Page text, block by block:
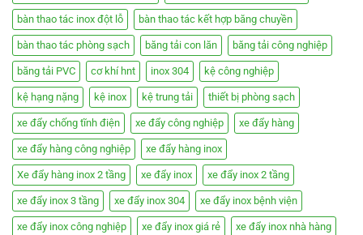
bàn thao tác inox đột lỗ bàn thao tác kết hợp băng chuyền
bàn thao tác phòng sạch băng tải con lăn băng tải công nghiệp
băng tải PVC cơ khí hnt inox 304 kệ công nghiệp
kệ hạng nặng kệ inox kệ trung tải thiết bị phòng sạch
xe đẩy chống tĩnh điện xe đẩy công nghiệp xe đẩy hàng
xe đẩy hàng công nghiệp xe đẩy hàng inox
Xe đẩy hàng inox 2 tầng xe đẩy inox xe đẩy inox 2 tầng
xe đẩy inox 3 tầng xe đẩy inox 304 xe đẩy inox bệnh viện
xe đẩy inox công nghiệp xe đẩy inox giá rẻ xe đẩy inox nhà hàng